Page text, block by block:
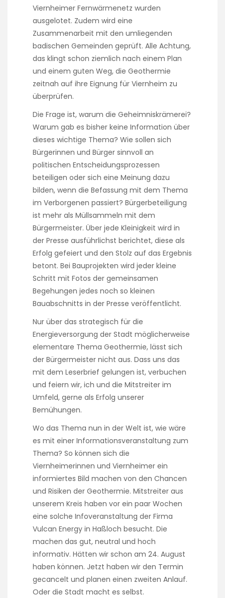
l
a
t
i
v
e
l
o
t
t
r
y
W
h
i
l
s
t
p
h
a
m
a
c
i
e
s
h
v
e
a
g
i
d
a
n
e
t
t
a
k
e
s
t
h
e
g
i
v
e
Viernheimer Fernwärmenetz wurden
ausgelotet. Zudem wird eine
Zusammenarbeit mit den umliegenden
badischen Gemeinden geprüft. Alle Achtung,
das klingt schon ziemlich nach einem Plan
und einem guten Weg, die Geothermie
zeitnah auf ihre Eignung für Viernheim zu
überprüfen.
Die Frage ist, warum die Geheimniskrämerei?
Warum gab es bisher keine Information über
dieses wichtige Thema? Wie sollen sich
Bürgerinnen und Bürger sinnvoll an
politischen Entscheidungsprozessen
beteiligen oder sich eine Meinung dazu
bilden, wenn die Befassung mit dem Thema
im Verborgenen passiert? Bürgerbeteiligung
ist mehr als Müllsammeln mit dem
Bürgermeister. Über jede Kleinigkeit wird in
der Presse ausführlichst berichtet, diese als
Erfolg gefeiert und den Stolz auf das Ergebnis
betont. Bei Bauprojekten wird jeder kleine
Schritt mit Fotos der gemeinsamen
Begehungen jedes noch so kleinen
Bauabschnitts in der Presse veröffentlicht.
Nur über das strategisch für die
Energieversorgung der Stadt möglicherweise
elementare Thema Geothermie, lässt sich
der Bürgermeister nicht aus. Dass uns das
mit dem Leserbrief gelungen ist, verbuchen
und feiern wir, ich und die Mitstreiter im
Umfeld, gerne als Erfolg unserer
Bemühungen.
Wo das Thema nun in der Welt ist, wie wäre
es mit einer Informationsveranstaltung zum
Thema? So können sich die
Viernheimerinnen und Viernheimer ein
informiertes Bild machen von den Chancen
und Risiken der Geothermie. Mitstreiter aus
unserem Kreis haben vor ein paar Wochen
eine solche Infoveranstaltung der Firma
Vulcan Energy in Haßloch besucht. Die
machen das gut, neutral und hoch
informativ. Hätten wir schon am 24. August
haben können. Jetzt haben wir den Termin
gecancelt und planen einen zweiten Anlauf.
Oder die Stadt macht es selbst.